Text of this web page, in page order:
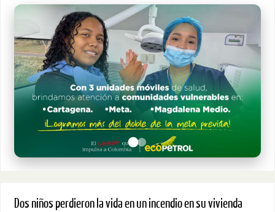
Dos niños perdieron la vida en un incendio en su vivienda